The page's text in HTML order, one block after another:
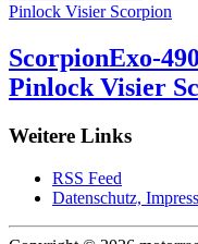
ScorpionExo-
Pinlock Visier
Weitere Links
RSS Feed
Datenschutz,